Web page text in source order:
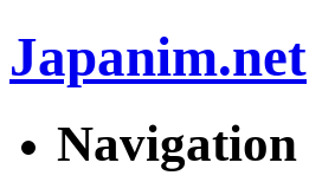
Japanim.net
Navigation